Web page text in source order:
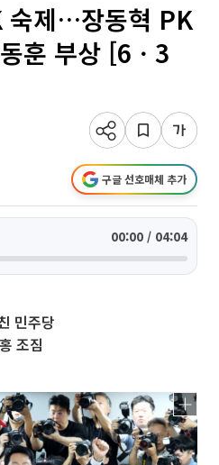
숙제…장동혁 PK
훈 부상 [6ㆍ3
구글 선호매체 추가
00:00 / 04:04
민주당
조짐